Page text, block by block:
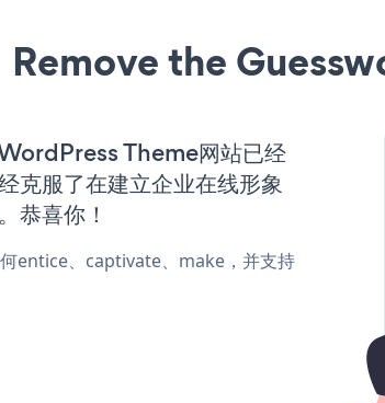
Remove the
Theme网站已经
克服了在建立企业在线形象
恭喜你！
entice、captivate、make，并支持